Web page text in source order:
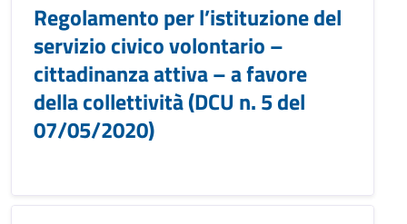
Regolamento per l’istituzione del
servizio civico volontario –
cittadinanza attiva – a favore
della collettività (DCU n. 5 del
07/05/2020)